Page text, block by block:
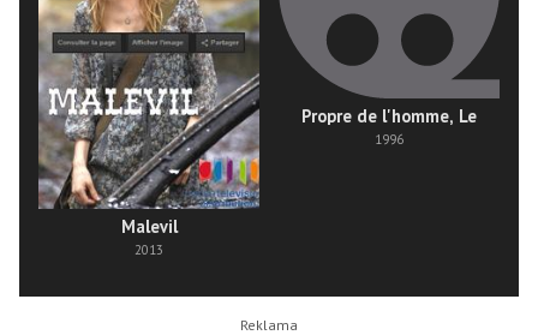
Malevil
2013
Propre de l'homme, Le
1996